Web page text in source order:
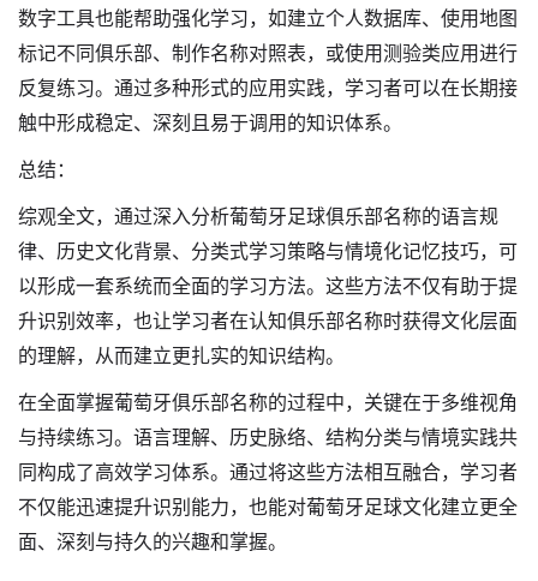
数字工具也能帮助强化学习，如建立个人数据库、使用地图
标记不同俱乐部、制作名称对照表，或使用测验类应用进行
反复练习。通过多种形式的应用实践，学习者可以在长期接
触中形成稳定、深刻且易于调用的知识体系。
总结：
综观全文，通过深入分析葡萄牙足球俱乐部名称的语言规
律、历史文化背景、分类式学习策略与情境化记忆技巧，可
以形成一套系统而全面的学习方法。这些方法不仅有助于提
升识别效率，也让学习者在认知俱乐部名称时获得文化层面
的理解，从而建立更扎实的知识结构。
在全面掌握葡萄牙俱乐部名称的过程中，关键在于多维视角
与持续练习。语言理解、历史脉络、结构分类与情境实践共
同构成了高效学习体系。通过将这些方法相互融合，学习者
不仅能迅速提升识别能力，也能对葡萄牙足球文化建立更全
面、深刻与持久的兴趣和掌握。